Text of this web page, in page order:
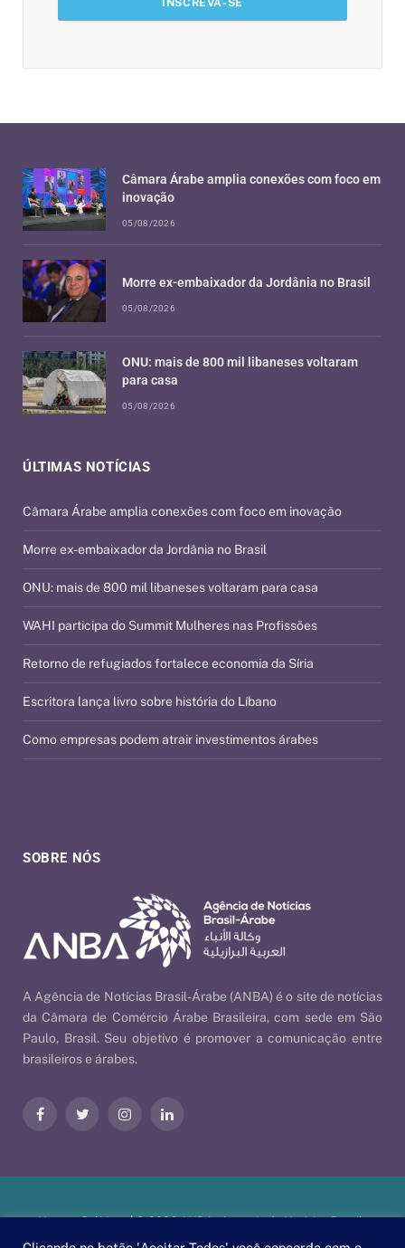
SOBRE NÓS
A Agência de Notícias Brasil-Árabe (ANBA) é o site de notícias
da Câmara de Comércio Árabe Brasileira, com sede em São
Paulo, Brasil. Seu objetivo é promover a comunicação entre
brasileiros e árabes.
FacebookTwitter InstagramLinkedIn
ÚLTIMAS NOTÍCIAS
Câmara Árabe amplia conexões com foco em inovação
Morre ex-embaixador da Jordânia no Brasil
ONU: mais de 800 mil libaneses voltaram para casa
WAHI participa do Summit Mulheres nas Profissões
Retorno de refugiados fortalece economia da Síria
Escritora lança livro sobre história do Líbano
Como empresas podem atrair investimentos árabes
Câmara Árabe amplia conexões com foco em
inovação
05/08/2026
Morre ex-embaixador da Jordânia no Brasil
05/08/2026
ONU: mais de 800 mil libaneses voltaram
para casa
05/08/2026
Nossas Políticas| © 2026 ANBA - Agência de Notícias Brasil-